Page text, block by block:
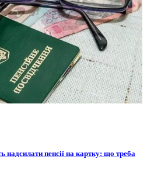
пенсії на картку: що треба